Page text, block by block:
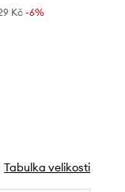
Kč -6%
Tabulka velikosti